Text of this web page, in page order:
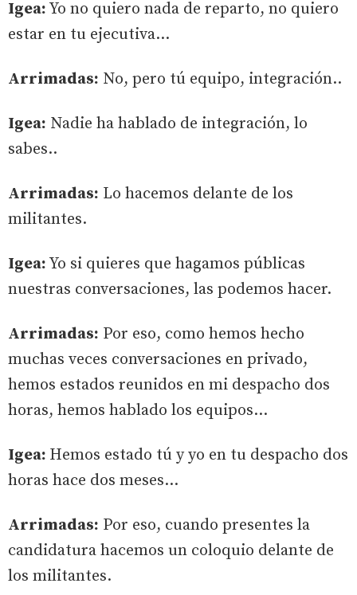
Igea: Yo no quiero nada de reparto, no quiero
estar en tu ejecutiva…
Arrimadas: No, pero tú equipo, integración..
Igea: Nadie ha hablado de integración, lo
sabes..
Arrimadas: Lo hacemos delante de los
militantes.
Igea: Yo si quieres que hagamos públicas
nuestras conversaciones, las podemos hacer.
Arrimadas: Por eso, como hemos hecho
muchas veces conversaciones en privado,
hemos estados reunidos en mi despacho dos
horas, hemos hablado los equipos…
Igea: Hemos estado tú y yo en tu despacho dos
horas hace dos meses…
Arrimadas: Por eso, cuando presentes la
candidatura hacemos un coloquio delante de
los militantes.